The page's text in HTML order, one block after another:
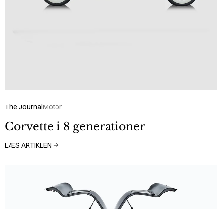
The JournalMotor
Corvette i 8 generationer
LÆS ARTIKLEN